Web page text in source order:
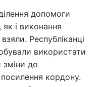
допомоги
і виконання
Республіканці
використати
до
посилення кордону.